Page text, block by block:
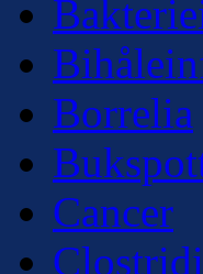
Borrelia
Cancer